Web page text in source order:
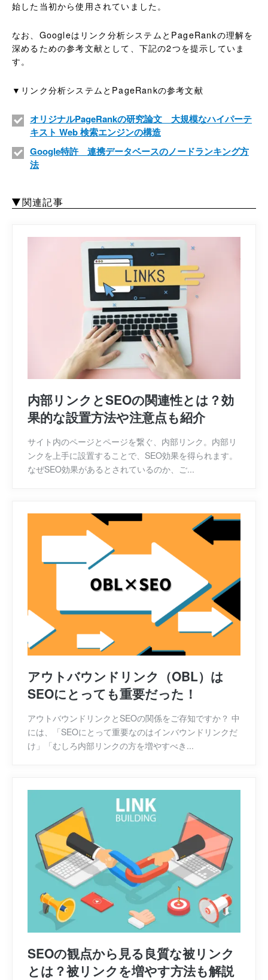
始した当初から使用されていました。
なお、Googleはリンク分析システムとPageRankの理解を
深めるための参考文献として、下記の2つを提示していま
す。
▼リンク分析システムとPageRankの参考文献
オリジナルPageRankの研究論文 大規模なハイパーテ
キスト Web 検索エンジンの構造
Google特許 連携データベースのノードランキング方
法
関連記事
内部リンクとSEOの関連性とは？効
果的な設置方法や注意点も紹介
サイト内のページとページを繋ぐ、内部リンク。内部リ
ンクを上手に設置することで、SEO効果を得られます。
なぜSEO効果があるとされているのか、ご...
アウトバウンドリンク（OBL）は
SEOにとっても重要だった！
アウトバウンドリンクとSEOの関係をご存知ですか？ 中
には、「SEOにとって重要なのはインバウンドリンクだ
け」「むしろ内部リンクの方を増やすべき...
SEOの観点から見る良質な被リンク
とは？被リンクを増やす方法も解説